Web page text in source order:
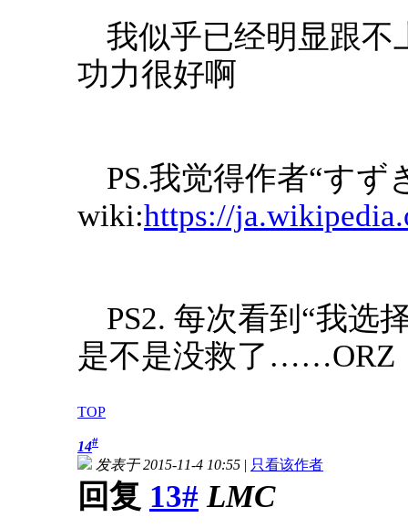
我似乎已经明显跟
功力很好啊
PS.我觉得作者“す
wiki:https://
PS2. 每次看到“我选
是不是没救了……ORZ
TOP
14#
发表于 2015-11-4 10:55 | 只看该作者
回复 13# LMC